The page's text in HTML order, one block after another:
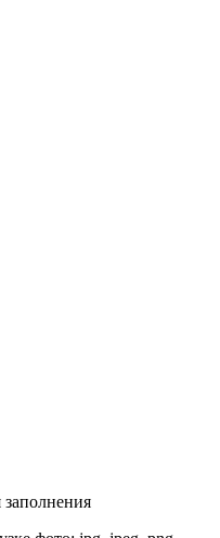
заполнения